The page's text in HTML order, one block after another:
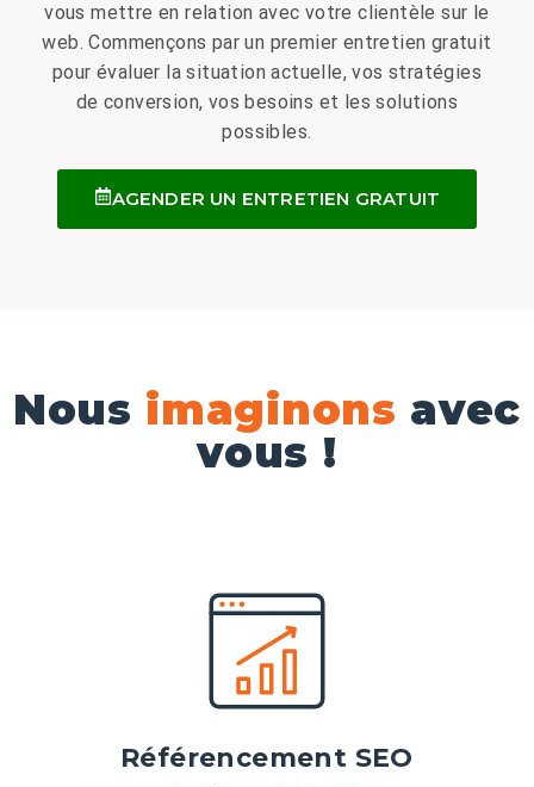
vous mettre en relation avec votre clientèle sur le
web. Commençons par un premier entretien gratuit
pour évaluer la situation actuelle, vos stratégies
de conversion, vos besoins et les solutions
possibles.
AGENDER UN ENTRETIEN GRATUIT
Nous imaginons avec
vous !
Référencement SEO